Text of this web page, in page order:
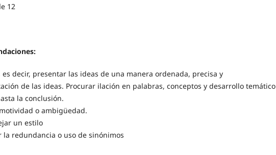
12
decir, presentar las ideas de una manera ordenada, precisa y
de las ideas. Procurar ilación en palabras, conceptos y desarrollo temático
la conclusión.
o ambigüedad.
un estilo
la redundancia o uso de sinónimos